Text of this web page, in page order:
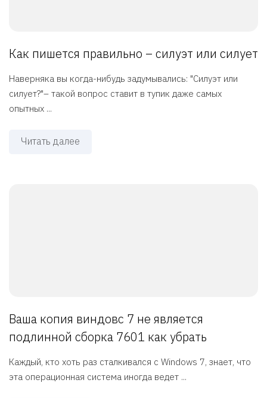
Как пишется правильно – силуэт или силует
Наверняка вы когда-нибудь задумывались: "Силуэт или
силует?"– такой вопрос ставит в тупик даже самых
опытных ...
Читать далее
Ваша копия виндовс 7 не является
подлинной сборка 7601 как убрать
Каждый, кто хоть раз сталкивался с Windows 7, знает, что
эта операционная система иногда ведет ...